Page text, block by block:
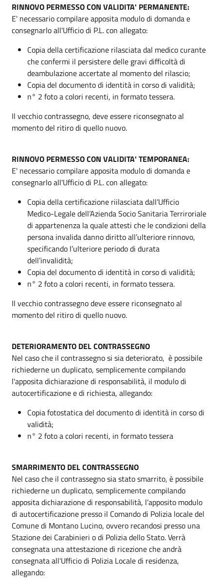
RINNOVO PERMESSO CON VALIDITA' PERMANENTE:
E' necessario compilare apposita modulo di domanda e
consegnarlo all'Ufficio di P.L. con allegato:
Copia della certificazione rilasciata dal medico curante
che confermi il persistere delle gravi difficoltà di
deambulazione accertate al momento del rilascio;
Copia del documento di identità in corso di validità;
n° 2 foto a colori recenti, in formato tessera.
Il vecchio contrassegno, deve essere riconsegnato al
momento del ritiro di quello nuovo.
RINNOVO PERMESSO CON VALIDITA' TEMPORANEA:
E' necessario compilare apposita modulo di domanda e
consegnarlo all'Ufficio di P.L. con allegato:
Copia della certificazione riilasciata dall’Ufficio
Medico-Legale dell’Azienda Socio Sanitaria Terriroriale
di appartenenza la quale attesti che le condizioni della
persona invalida danno diritto all’ulteriore rinnovo,
specificando l’ulteriore periodo di durata
dell’invalidità;
Copia del documento di identità in corso di validità;
n° 2 foto a colori recenti, in formato tessera.
Il vecchio contrassegno deve essere riconsegnato al
momento del ritiro di quello nuovo.
DETERIORAMENTO DEL CONTRASSEGNO
Nel caso che il contrassegno si sia deteriorato, è possibile
richiederne un duplicato, semplicemente compilando
l'apposita dichiarazione di responsabilità, il modulo di
autocertificazione e di richiesta, allegando:
Copia fotostatica del documento di identità in corso di
validità;
n° 2 foto a colori recenti, in formato tessera
SMARRIMENTO DEL CONTRASSEGNO
Nel caso che il contrassegno sia stato smarrito, è possibile
richiederne un duplicato, semplicemente compilando
apposita dichiarazione di responsabilità, l’apposito modulo
di autocertificazione presso il Comando di Polizia locale del
Comune di Montano Lucino, ovvero recandosi presso una
Stazione dei Carabinieri o di Polizia dello Stato. Verrà
consegnata una attestazione di ricezione che andrà
consegnata all'Ufficio di Polizia Locale di residenza,
allegando: